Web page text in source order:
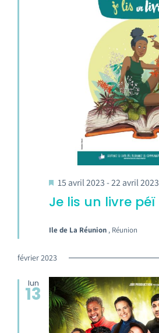
15 avril 2023-22 avril 2023
Je lis un livre péï
Ile de La Réunion , Réunion
février 2023
lun
13